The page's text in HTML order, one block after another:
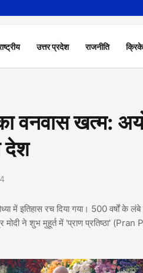
उत्तर प्रदेश राजनीति
वनवास खत्म:
देश
में इतिहास रच दिया गया। 500 वर्षों के
मोदी ने शुभ मुहूर्त में 'प्राण प्रतिष्ठा'